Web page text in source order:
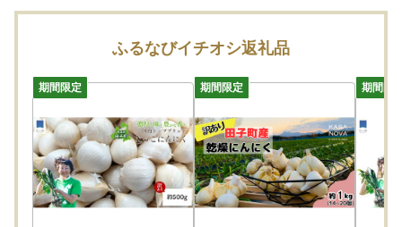
ふるなびイチオシ返礼品